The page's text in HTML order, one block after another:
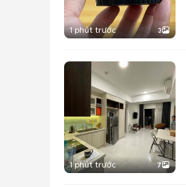
1 phút trước 3
1 phút trước 7